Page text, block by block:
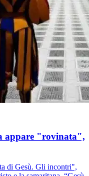
appare "rovinata",
di Gesù. Gli incontri",